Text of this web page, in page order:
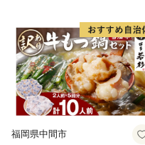
福岡県中間市